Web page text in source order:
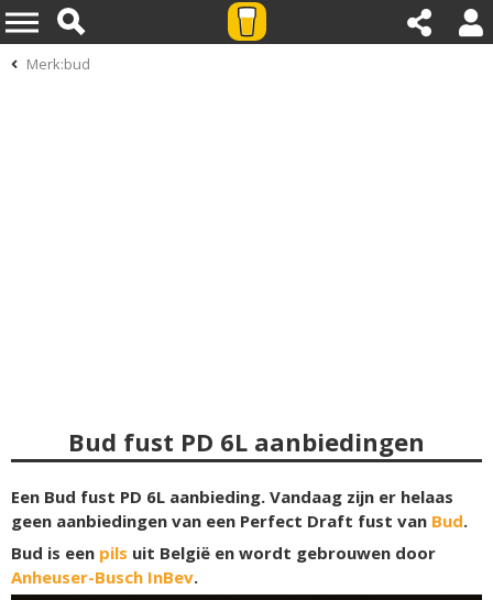
Merk:bud
Bud fust PD 6L aanbiedingen
Een Bud fust PD 6L aanbieding. Vandaag zijn er helaas
geen aanbiedingen van een Perfect Draft fust van Bud.
Bud is een pils uit België en wordt gebrouwen door
Anheuser-Busch InBev.